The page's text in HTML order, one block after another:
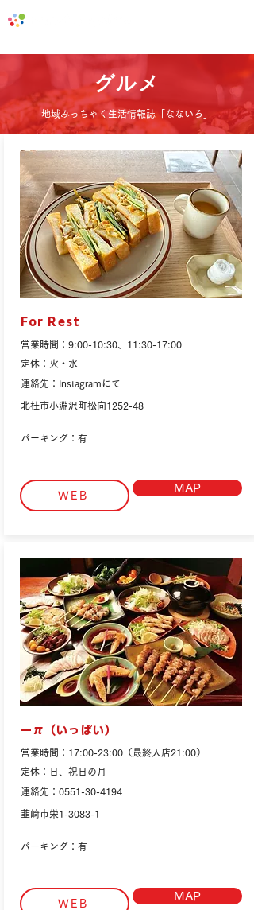
グルメ
地域みっちゃく生活情報誌「なないろ」
For Rest
営業時間：9:00-10:30、11:30-17:00
定休：火・水
連絡先：Instagramにて
北杜市小淵沢町松向1252-48
パーキング：有
WEB
MAP
一π（いっぱい）
営業時間：17:00-23:00（最終入店21:00）
定休：日、祝日の月
連絡先：0551-30-4194
韮崎市栄1-3083-1
パーキング：有
WEB
MAP